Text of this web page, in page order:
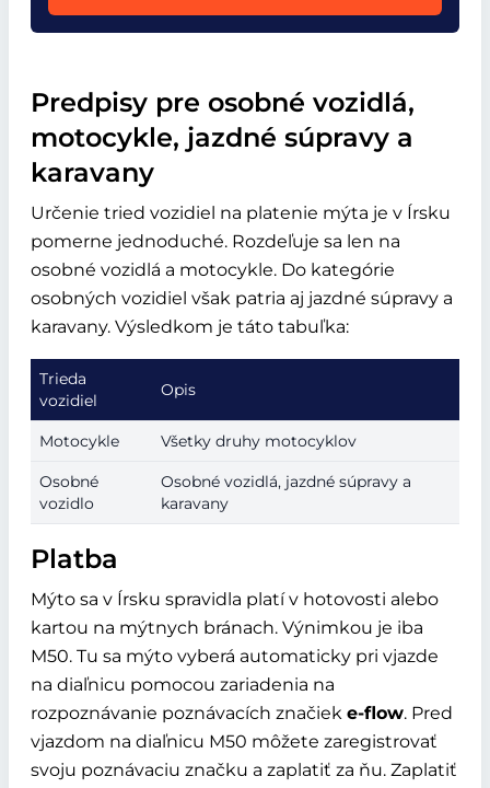
Predpisy pre osobné vozidlá,
motocykle, jazdné súpravy a
karavany
Určenie tried vozidiel na platenie mýta je v Írsku
pomerne jednoduché. Rozdeľuje sa len na
osobné vozidlá a motocykle. Do kategórie
osobných vozidiel však patria aj jazdné súpravy a
karavany. Výsledkom je táto tabuľka:
Trieda
vozidiel
Opis
Motocykle Všetky druhy motocyklov
Osobné
vozidlo
Osobné vozidlá, jazdné súpravy a
karavany
Platba
Mýto sa v Írsku spravidla platí v hotovosti alebo
kartou na mýtnych bránach. Výnimkou je iba
M50. Tu sa mýto vyberá automaticky pri vjazde
na diaľnicu pomocou zariadenia na
rozpoznávanie poznávacích značiek e-flow. Pred
vjazdom na diaľnicu M50 môžete zaregistrovať
svoju poznávaciu značku a zaplatiť za ňu. Zaplatiť